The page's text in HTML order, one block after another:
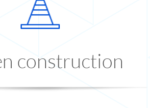
construction